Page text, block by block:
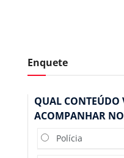
Enquete
QUAL CONTEÚDO
ACOMPANHAR
Polícia